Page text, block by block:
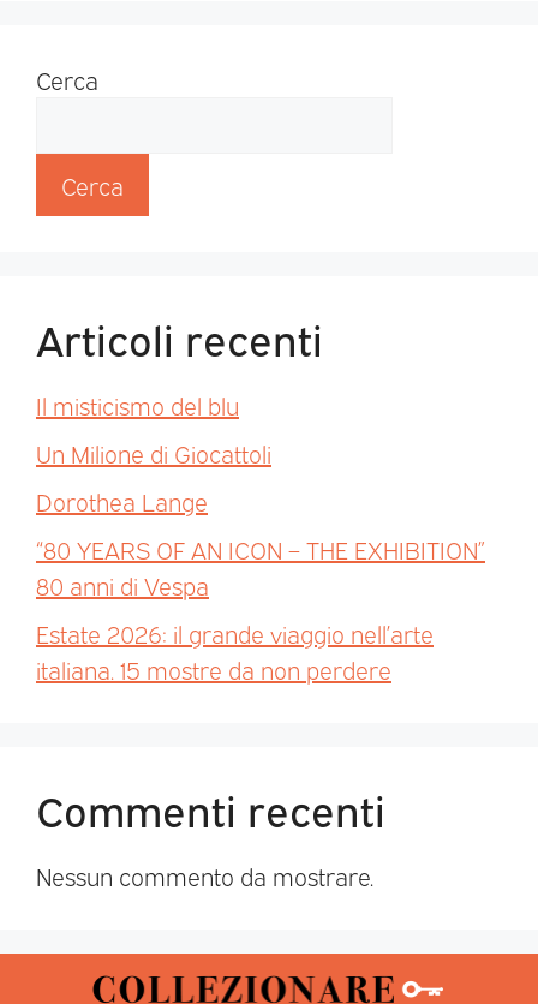
Cerca
Cerca
Articoli recenti
Il misticismo del blu
Un Milione di Giocattoli
Dorothea Lange
“80 YEARS OF AN ICON – THE EXHIBITION”
80 anni di Vespa
Estate 2026: il grande viaggio nell’arte
italiana. 15 mostre da non perdere
Commenti recenti
Nessun commento da mostrare.